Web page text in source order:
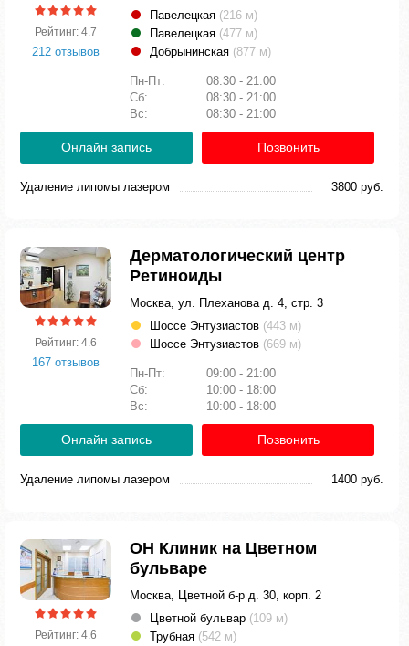
Рейтинг: 4.7
212 отзывов
Павелецкая (216 м)
Павелецкая (477 м)
Добрынинская (877 м)
Пн-Пт:
08:30 - 21:00
Сб:
08:30 - 21:00
Вс:
08:30 - 21:00
Онлайн запись Позвонить
Удаление липомы лазером 3800 руб.
Рейтинг: 4.6
167 отзывов
Дерматологический центр
Ретиноиды
Москва, ул. Плеханова д. 4, стр. 3
Шоссе Энтузиастов (443 м)
Шоссе Энтузиастов (669 м)
Пн-Пт:
09:00 - 21:00
Сб:
10:00 - 18:00
Вс:
10:00 - 18:00
Онлайн запись Позвонить
Удаление липомы лазером 1400 руб.
Рейтинг: 4.6
ОН Клиник на Цветном
бульваре
Москва, Цветной б-р д. 30, корп. 2
Цветной бульвар (109 м)
Трубная (542 м)